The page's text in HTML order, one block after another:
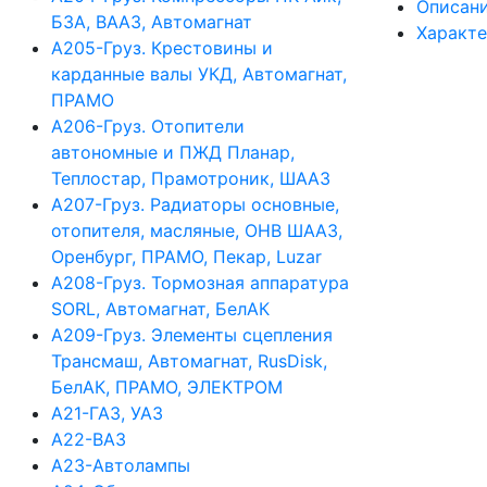
БЗА, ВААЗ, Автомагнат
А205-Груз. Крестовины и
карданные валы УКД, Автомагнат,
ПРАМО
А206-Груз. Отопители
автономные и ПЖД Планар,
Теплостар, Прамотроник, ШААЗ
А207-Груз. Радиаторы основные,
отопителя, масляные, ОНВ ШААЗ,
Оренбург, ПРАМО, Пекар, Luzar
А208-Груз. Тормозная аппаратура
SORL, Автомагнат, БелАК
А209-Груз. Элементы сцепления
Трансмаш, Автомагнат, RusDisk,
БелАК, ПРАМО, ЭЛЕКТРОМ
А21-ГАЗ, УАЗ
А22-ВАЗ
А23-Автолампы